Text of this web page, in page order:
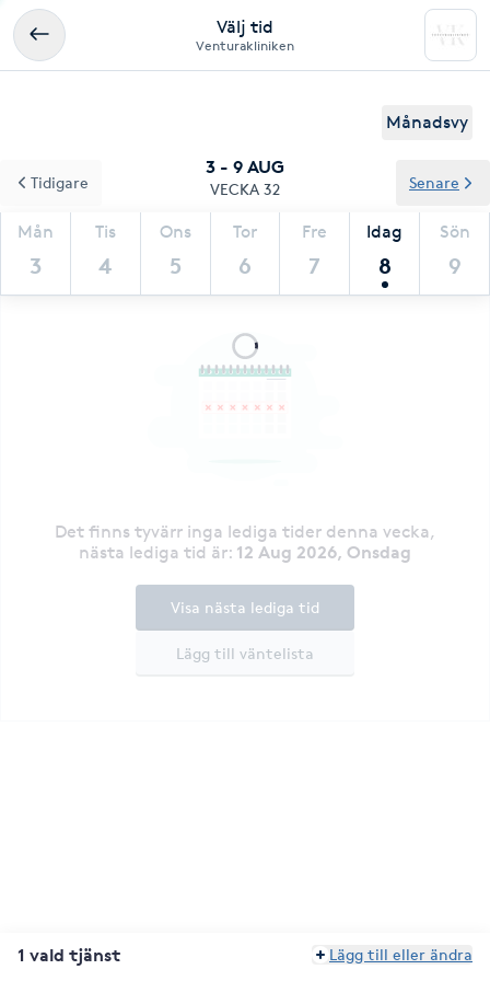
Välj tid
Venturakliniken
Månadsvy
3 - 9 AUG
VECKA 32
Mån
3
Tis
4
Ons
5
Tor
6
Fre
7
Idag
8
Sön
9
Tidigare Senare
Det finns tyvärr inga lediga tider denna vecka,
nästa lediga tid är: 12 Aug 2026, Onsdag
Lägg till väntelista
Visa nästa lediga tid
1 vald tjänst Lägg till eller ändra